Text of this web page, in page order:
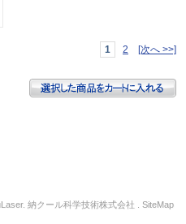
1 2 [次へ >>]
. 納クール科学技術株式会社 . SiteMap